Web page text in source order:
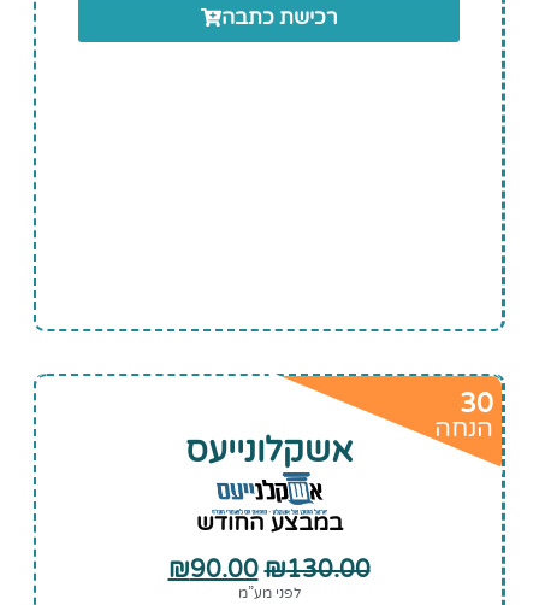
רכישת כתבה
30
הנחה
אשקלונייעס
במבצע החודש
₪130.00
₪90.00
לפני מע”מ